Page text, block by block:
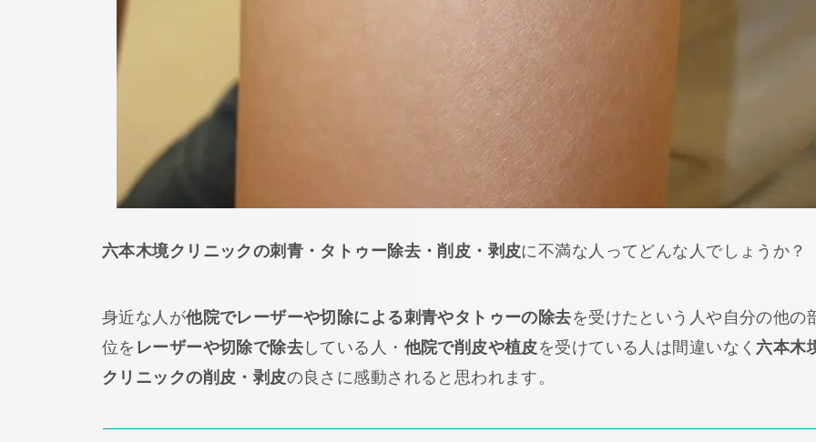
六本木境クリニックの刺青・タトゥー除去・削皮・剥皮に不満な人ってどんな人でしょうか？
身近な人が他院でレーザーや切除による刺青やタトゥーの除去を受けたという人や自分の他の
位を レーザーや切除で除去している人・ 他院で削皮や植皮を受けている人は間違いなく 六本木
クリニックの削皮・剥皮の良さに感動されると思われます。